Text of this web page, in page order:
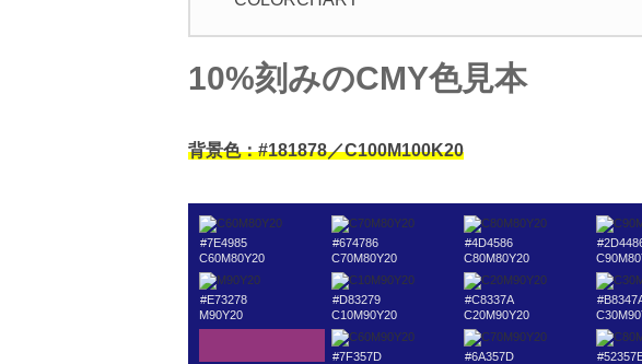
10%刻みのCMY色見本
背景色：#181878／C100M100K20
#7E4985
C60M80Y20
#674786
C70M80Y20
#4D4586
C80M80Y20
#E73278
M90Y20
#D83279
C10M90Y20
#C8337A
C20M90Y20
#7F357D
#6A357D